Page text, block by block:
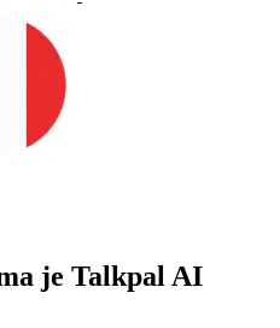
je Talkpal AI